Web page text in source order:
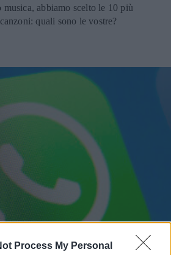
Process My Personal
abbiamo scelto le 10 più
quali sono le vostre?